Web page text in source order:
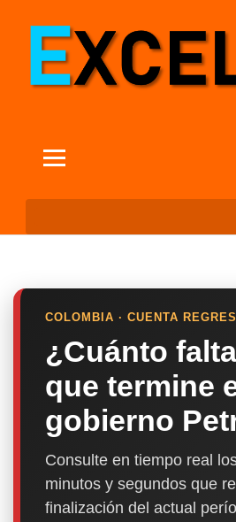
COLOMBIA · CUENTA
¿Cuánto
que termine
gobierno
Consulte en tiempo real
minutos y segundos que
finalización del actual